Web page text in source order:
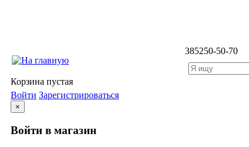
385250-50-70
Корзина пустая
Войти Зарегистрироваться
×
Войти в магазин